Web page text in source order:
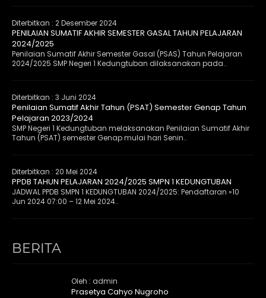
Diterbitkan : 2 Desember 2024
PENILAIAN SUMATIF AKHIR SEMESTER GASAL TAHUN PELAJARAN
2024/2025
Penilaian Sumatif Akhir Semester Gasal (PSAS) Tahun Pelajaran
2024/2025 SMP Negeri 1 Kedungtuban dilaksanakan pada..
Diterbitkan : 3 Juni 2024
Penilaian Sumatif Akhir Tahun (PSAT) Semester Genap Tahun
Pelajaran 2023/2024
SMP Negeri 1 Kedungtuban melaksanakan Penilaian Sumatif Akhir
Tahun (PSAT) semester Genap mulai hari Senin..
Diterbitkan : 20 Mei 2024
PPDB TAHUN PELAJARAN 2024/2025 SMPN 1 KEDUNGTUBAN
JADWAL PPDB SMPN 1 KEDUNGTUBAN 2024/2025: Pendaftaran »10
Jun 2024 07:00 – 12 Mei 2024..
BERITA
Oleh : admin
Prasetya Cahyo Nugroho